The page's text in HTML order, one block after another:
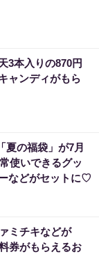
3本入りの870円
ャンディがもら
夏の福袋」が7月
使いできるグッ
などがセットに♡
ミチキなどが
券がもらえるお